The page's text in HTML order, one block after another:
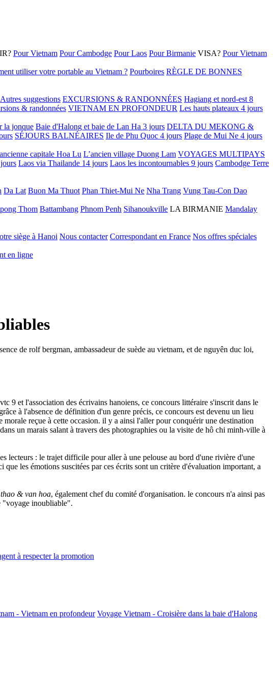
Pour Vietnam Pour Cambodge Pour Laos Pour Birmanie VISA? Pour Vietnam
utiliser votre portable au Vietnam ? Pourboires RÈGLE DE BONNES
Autres suggestions EXCURSIONS & RANDONNÉES Hagiang et nord-est 8
& randonnées VIETNAM EN PROFONDEUR Les hauts plateaux 4 jours
la jonque Baie d'Halong et baie de Lan Ha 3 jours DELTA DU MEKONG &
SÉJOURS BALNÉAIRES Ile de Phu Quoc 4 jours Plage de Mui Ne 4 jours
capitale Hoa Lu L’ancien village Duong Lam VOYAGES MULTIPAYS
Laos via Thailande 14 jours Laos les incontournables 9 jours Cambodge Terre
Da Lat Buon Ma Thuot Phan Thiet-Mui Ne Nha Trang Vung Tau-Con Dao
Thom Battambang Phnom Penh Sihanoukville LA BIRMANIE Mandalay
siège à Hanoi Nous contacter Correspondant en France Nos offres spéciales
en ligne
de rolf bergman, ambassadeur de suède au vietnam, et de nguyên duc loi,
9 et l'association des écrivains hanoiens, ce concours littéraire s'inscrit dans le
à l'absence de définition d'un genre précis, ce concours est devenu un lieu
reçue à cette occasion. il y a ainsi l'aller pour conquérir une destination
un marais salant à travers des photographies ou la visite de hô chi minh-ville à
lecteurs : le trajet difficile pour aller à une pelouse au bord d'une rivière d'une
les émotions suscitées par ces écrits sont un critère d'évaluation important, a
& van hoa, également chef du comité d'organisation. le concours n'a ainsi pas
"voyage inoubliable".
à respecter la promotion
- Vietnam en profondeur Voyage Vietnam - Croisière dans la baie d'Halong